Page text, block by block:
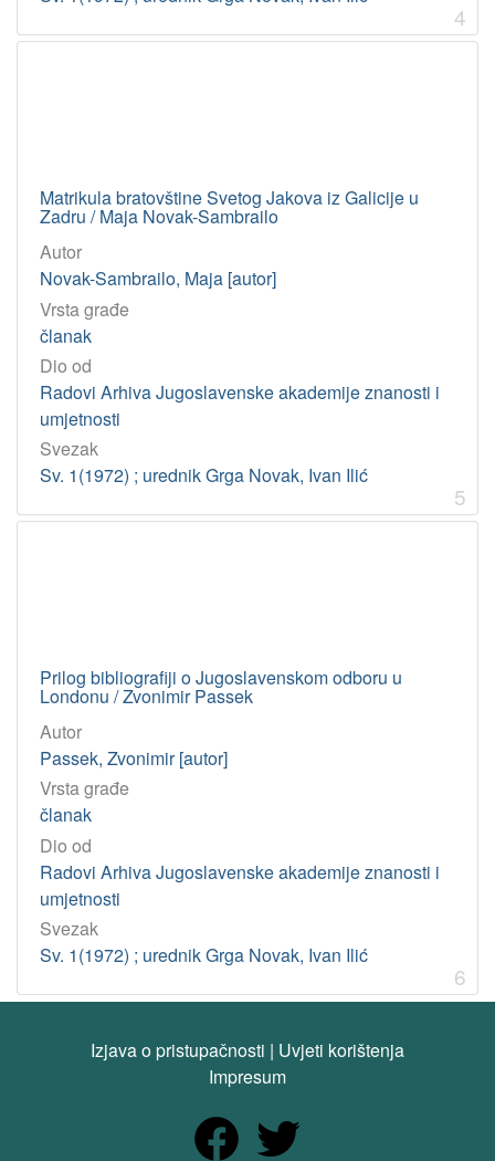
4
Matrikula bratovštine Svetog Jakova iz Galicije u
Zadru / Maja Novak-Sambrailo
Autor
Novak-Sambrailo, Maja [autor]
Vrsta građe
članak
Dio od
Radovi Arhiva Jugoslavenske akademije znanosti i
umjetnosti
Svezak
Sv. 1(1972) ; urednik Grga Novak, Ivan Ilić
5
Prilog bibliografiji o Jugoslavenskom odboru u
Londonu / Zvonimir Passek
Autor
Passek, Zvonimir [autor]
Vrsta građe
članak
Dio od
Radovi Arhiva Jugoslavenske akademije znanosti i
umjetnosti
Svezak
Sv. 1(1972) ; urednik Grga Novak, Ivan Ilić
6
Izjava o pristupačnosti | Uvjeti korištenja
Impresum